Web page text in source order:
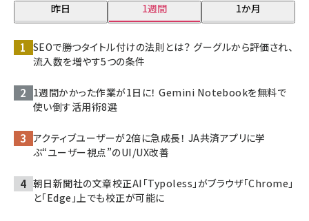
昨日 1週間 1か月
SEOで勝つタイトル付けの法則とは？ グーグルから評価され、
流入数を増やす5つの条件
1週間かかった作業が1日に！ Gemini Notebookを無料で
使い倒す活用術8選
アクティブユーザーが2倍に急成長！ JA共済アプリに学
ぶ“ユーザー視点”のUI/UX改善
朝日新聞社の文章校正AI「Typoless」がブラウザ「Chrome」
と「Edge」上でも校正が可能に